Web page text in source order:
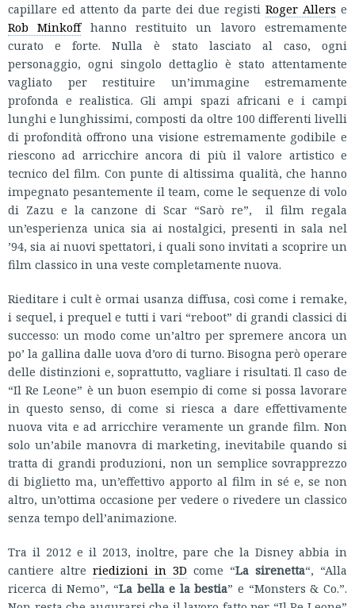
capillare ed attento da parte dei due registi Roger Allers e
Rob Minkoffhanno restituito un lavoro estremamente
curato e forte. Nulla è stato lasciato al caso, ogni
personaggio, ogni singolo dettaglio è stato attentamente
vagliato per restituire un’immagine estremamente
profonda e realistica. Gli ampi spazi africani e i campi
lunghi e lunghissimi, composti da oltre 100 differenti livelli
di profondità offrono una visione estremamente godibile e
riescono ad arricchire ancora di più il valore artistico e
tecnico del film. Con punte di altissima qualità, che hanno
impegnato pesantemente il team, come le sequenze di volo
di Zazu e la canzone di Scar “Sarò re”, il film regala
un’esperienza unica sia ai nostalgici, presenti in sala nel
’94, sia ai nuovi spettatori, i quali sono invitati a scoprire un
film classico in una veste completamente nuova.
Rieditare i cult è ormai usanza diffusa, così come i remake,
i sequel, i prequel e tutti i vari “reboot” di grandi classici di
successo: un modo come un’altro per spremere ancora un
po’ la gallina dalle uova d’oro di turno. Bisogna però operare
delle distinzioni e, soprattutto, vagliare i risultati. Il caso de
“Il Re Leone” è un buon esempio di come si possa lavorare
in questo senso, di come si riesca a dare effettivamente
nuova vita e ad arricchire veramente un grande film. Non
solo un’abile manovra di marketing, inevitabile quando si
tratta di grandi produzioni, non un semplice sovrapprezzo
di biglietto ma, un’effettivo apporto al film in sé e, se non
altro, un’ottima occasione per vedere o rivedere un classico
senza tempo dell’animazione.
Tra il 2012 e il 2013, inoltre, pare che la Disney abbia in
cantiere altre riedizioni in 3D come “La sirenetta“, “Alla
ricerca di Nemo”, “La bella e la bestia” e “Monsters & Co.”.